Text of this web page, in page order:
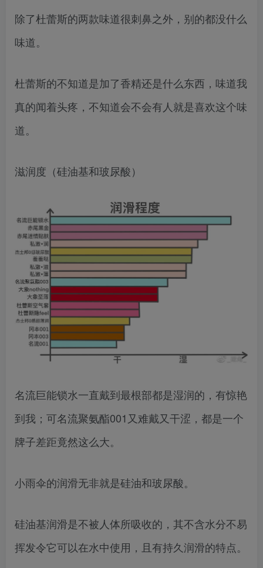
除了杜蕾斯的两款味道很刺鼻之外，别的都没什么
味道。
杜蕾斯的不知道是加了香精还是什么东西，味道我
真的闻着头疼，不知道会不会有人就是喜欢这个味
道。
滋润度（硅油基和玻尿酸）
名流巨能锁水一直戴到最根部都是湿润的，有惊艳
到我；可名流聚氨酯001又难戴又干涩，都是一个
牌子差距竟然这么大。
小雨伞的润滑无非就是硅油和玻尿酸。
硅油基润滑是不被人体所吸收的，其不含水分不易
挥发令它可以在水中使用，且有持久润滑的特点。